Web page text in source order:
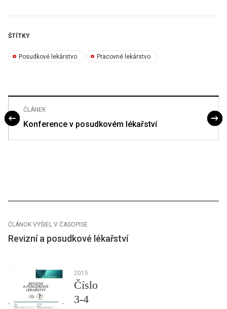
ŠTÍTKY
Posudkové lekárstvo Pracovné lekárstvo
ČLÁNEK
Konference v posudkovém lékařství
ČLÁNOK VYŠIEL V ČASOPISE
Revizní a posudkové lékařství
2015
Číslo
3-4